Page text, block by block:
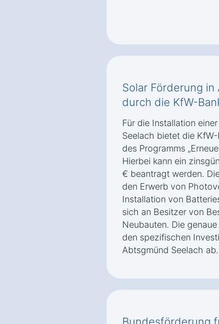
Solar Förderung
durch die KfW-
Für die Installation
Seelach bietet die
des Programms
Hierbei kann ein
€ beantragt werden.
den Erwerb von
Installation von
sich an Besitzer von
Neubauten. Die
den spezifischen
Abtsgmünd Seelach ab.